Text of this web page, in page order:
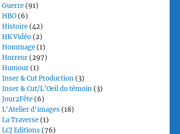
Guerre (91)
HBO (6)
Histoire (42)
HK Vidéo (2)
Hommage (1)
Horreur (297)
Humour (1)
Inser & Cut Production (3)
Inser & Cut/L’Oeil du témoin (3)
Jour2Fête (6)
L'Atelier d'images (18)
La Traverse (1)
LCJ Editions (76)